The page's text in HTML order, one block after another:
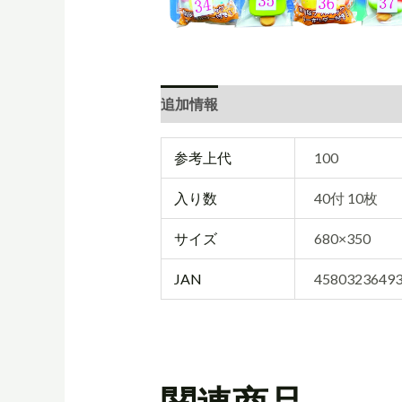
追加情報
参考上代 100
入り数 40付 10枚
サイズ 680×350
JAN